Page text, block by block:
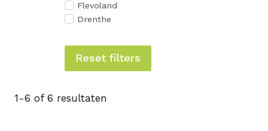
Flevoland
Drenthe
Reset filters
1-6 of 6 resultaten